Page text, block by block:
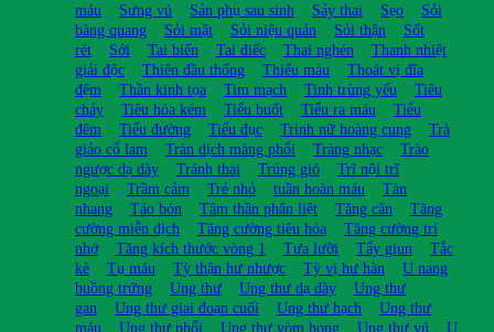
máu
Sưng vú Sản phụ sau sinh Sảy thai Sẹo
Sỏi
bàng quang
Sỏi mật Sỏi niệu quản Sỏi thận
Sốt
rét
Sởi Tai biến Tai điếc Thai nghén
Thanh nhiệt
giải độc
Thiên đầu thống Thiếu máu
Thoát vị đĩa
đệm
Thần kinh tọa Tim mạch Tinh trùng yếu
Tiêu
chảy
Tiêu hóa kém Tiểu buốt Tiểu ra máu
Tiểu
đêm
Tiểu đường Tiểu đục Trinh nữ hoàng cung
Trà
giảo cổ lam
Tràn dịch màng phổi Tràng nhạc
Trào
ngược dạ dày
Tránh thai Trúng gió
Trĩ nội trĩ
ngoại
Trầm cảm Trẻ nhỏ tuần hoàn máu
Tàn
nhang
Táo bón Tâm thần phân liệt Tăng cân
Tăng
cường miễn dịch
Tăng cường tiêu hóa
Tăng cường trí
nhớ
Tăng kích thước vòng 1 Tưa lưỡi Tẩy giun
Tắc
kè
Tụ máu Tỳ thận hư nhược Tỳ vị hư hàn
U nang
buồng trứng
Ung thư Ung thư dạ dày
Ung thư
gan
Ung thư giai đoạn cuối Ung thư hạch
Ung thư
máu
Ung thư phổi Ung thư vòm họng Ung thư vú
U